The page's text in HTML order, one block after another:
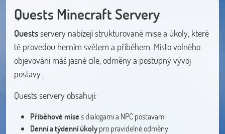
Quests Minecraft Servery
Questsservery nabízejí strukturované mise a úkoly, které
tě provedou herním světem a příběhem. Místo volného
objevování máš jasné cíle, odměny a postupný vývoj
postavy.
Quests servery obsahují:
Příběhové mises dialogami a NPC postavami
Denní a týdenní úkolypro pravidelné odměny